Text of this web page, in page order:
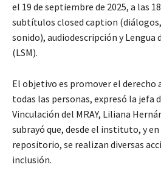
el 19 de septiembre de 2025, a las
subtítulos closed caption
sonido), audiodescripción y Lengua
(LSM).
El objetivo es promover el derecho
todas las personas, expresó la jefa
Vinculación del MRAY, Liliana
subrayó que, desde el instituto, y
repositorio, se realizan diversas
inclusión.